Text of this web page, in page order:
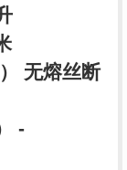
无熔丝断
-